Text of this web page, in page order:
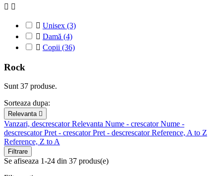
 
 Unisex (3)
 Damă (4)
 Copii (36)
Rock
Sunt 37 produse.
Sorteaza dupa:
Relevanta 
Vanzari, descrescatorRelevanta Nume - crescatorNume -
descrescatorPret - crescatorPret - descrescatorReference, A to Z
Reference, Z to A
Filtrare
Se afiseaza 1-24 din 37 produs(e)